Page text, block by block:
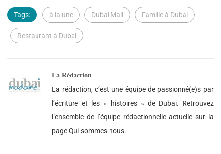
Tags: à la une Dubai Mall Famille à Dubai
Restaurant à Dubai
La Rédaction
La rédaction, c’est une équipe de passionné(e)s par
l’écriture et les « histoires » de Dubai. Retrouvez
l’ensemble de l’équipe rédactionnelle actuelle sur la
page Qui-sommes-nous.